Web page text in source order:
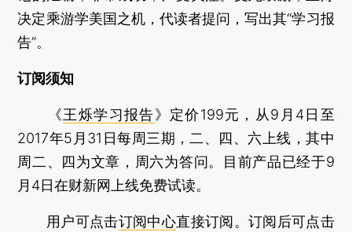
决定乘游学美国之机，代读者提问，写出其“学习报
告”。
订阅须知
《王烁学习报告》定价199元，从9月4日至
2017年5月31日每周三期，二、四、六上线，其中
周二、四为文章，周六为答问。目前产品已经于9
月4日在财新网上线免费试读。
用户可点击订阅中心直接订阅。订阅后可点击